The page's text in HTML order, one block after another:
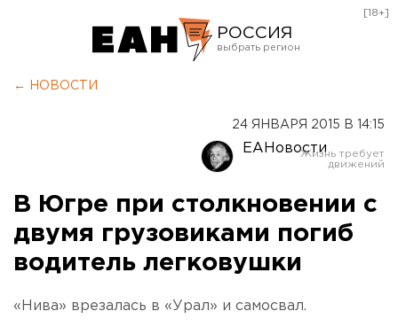
РОССИЯ
Оренбург
[18+]
← НОВОСТИ
24 ЯНВАРЯ 2015 В 14:15
ЕАНовости
В Югре при столкновении с
двумя грузовиками погиб
водитель легковушки
«Нива» врезалась в «Урал» и самосвал.